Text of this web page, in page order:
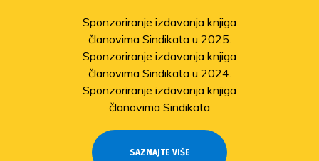
Sponzoriranje izdavanja knjiga
članovima Sindikata u 2025.
Sponzoriranje izdavanja knjiga
članovima Sindikata u 2024.
Sponzoriranje izdavanja knjiga
članovima Sindikata
SAZNAJTE VIŠE